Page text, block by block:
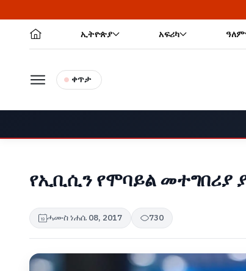
ኢትዮጵያ አፍሪካ ዓለም
ቀጥታ
የኢቢሲን የሞባይል መተግበሪያ
ሓሙስ ነሐሴ 08, 2017 730